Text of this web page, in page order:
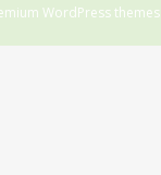
WordPress themes